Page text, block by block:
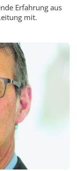
Erfahrung aus
mit.